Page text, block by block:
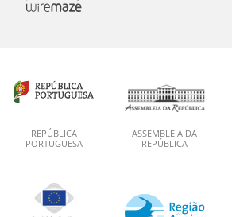
REPÚBLICA
PORTUGUESA
ASSEMBLEIA DA
REPÚBLICA